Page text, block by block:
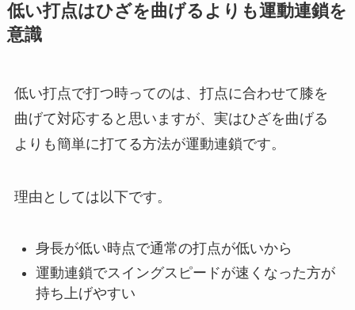
低い打点はひざを曲げるよりも運動連鎖を
意識
低い打点で打つ時ってのは、打点に合わせて膝を
曲げて対応すると思いますが、実はひざを曲げる
よりも簡単に打てる方法が運動連鎖です。
理由としては以下です。
身長が低い時点で通常の打点が低いから
運動連鎖でスイングスピードが速くなった方が
持ち上げやすい